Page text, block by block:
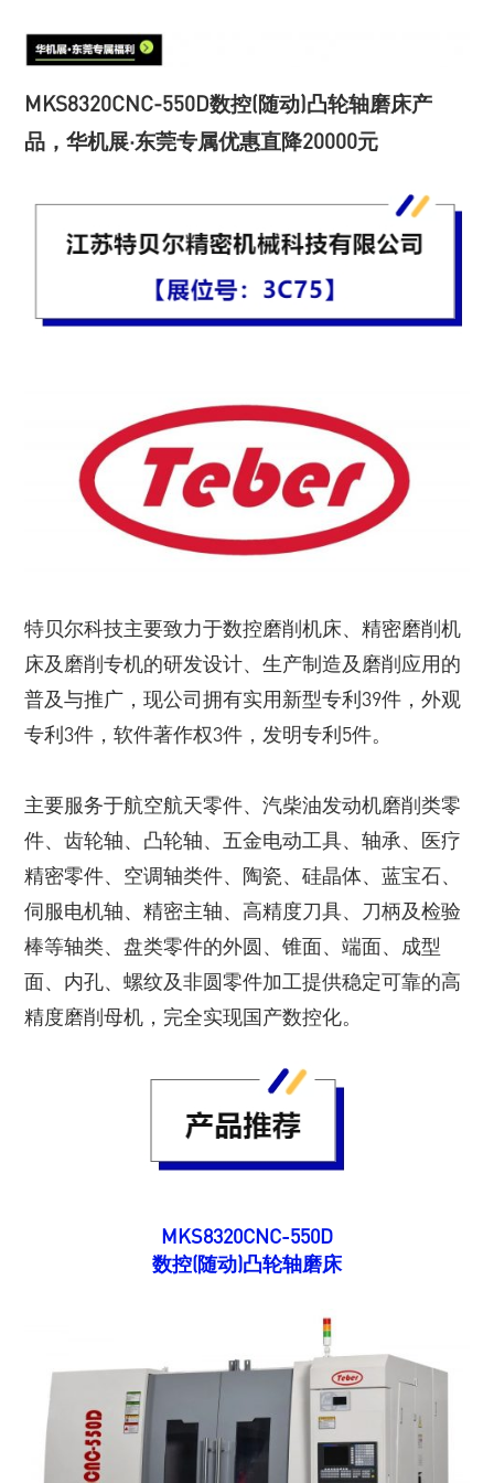
MKS8320CNC-550D数控(随动)凸轮轴磨床产
品，华机展·东莞专属优惠直降20000元
特贝尔科技主要致力于数控磨削机床、精密磨削机
床及磨削专机的研发设计、生产制造及磨削应用的
普及与推广，现公司拥有实用新型专利39件，外观
专利3件，软件著作权3件，发明专利5件。
主要服务于航空航天零件、汽柴油发动机磨削类零
件、齿轮轴、凸轮轴、五金电动工具、轴承、医疗
精密零件、空调轴类件、陶瓷、硅晶体、蓝宝石、
伺服电机轴、精密主轴、高精度刀具、刀柄及检验
棒等轴类、盘类零件的外圆、锥面、端面、成型
面、内孔、螺纹及非圆零件加工提供稳定可靠的高
精度磨削母机，完全实现国产数控化。
MKS8320CNC-550D
数控(随动)凸轮轴磨床